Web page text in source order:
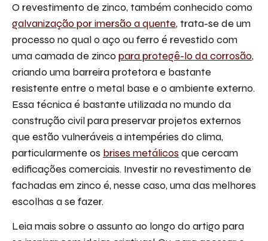
O revestimento de zinco, também conhecido como
galvanização por imersão a quente, trata-se de um
processo no qual o aço ou ferro é revestido com
uma camada de zinco para protegê-lo da corrosão,
criando uma barreira protetora e bastante
resistente entre o metal base e o ambiente externo.
Essa técnica é bastante utilizada no mundo da
construção civil para preservar projetos externos
que estão vulneráveis a intempéries do clima,
particularmente os brises metálicos que cercam
edificações comerciais. Investir no revestimento de
fachadas em zinco é, nesse caso, uma das melhores
escolhas a se fazer.
Leia mais sobre o assunto ao longo do artigo para